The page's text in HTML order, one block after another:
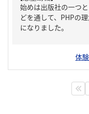
始めは出版社の一つ
どを通して、PHPの
になりました。
体